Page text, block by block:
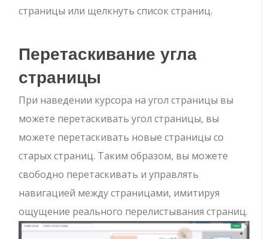
страницы или щелкнуть список страниц.
Перетаскивание угла
страницы
При наведении курсора на угол страницы вы
можете перетаскивать угол страницы, вы
можете перетаскивать новые страницы со
старых страниц. Таким образом, вы можете
свободно перетаскивать и управлять
навигацией между страницами, имитируя
ощущение реального перелистывания страниц.